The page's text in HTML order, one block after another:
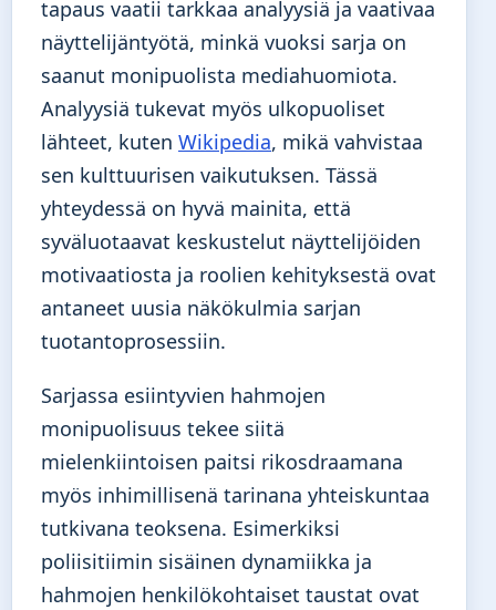
tapaus vaatii tarkkaa analyysiä ja vaativaa
näyttelijäntyötä, minkä vuoksi sarja on
saanut monipuolista mediahuomiota.
Analyysiä tukevat myös ulkopuoliset
lähteet, kuten Wikipedia, mikä vahvistaa
sen kulttuurisen vaikutuksen. Tässä
yhteydessä on hyvä mainita, että
syväluotaavat keskustelut näyttelijöiden
motivaatiosta ja roolien kehityksestä ovat
antaneet uusia näkökulmia sarjan
tuotantoprosessiin.
Sarjassa esiintyvien hahmojen
monipuolisuus tekee siitä
mielenkiintoisen paitsi rikosdraamana
myös inhimillisenä tarinana yhteiskuntaa
tutkivana teoksena. Esimerkiksi
poliisitiimin sisäinen dynamiikka ja
hahmojen henkilökohtaiset taustat ovat